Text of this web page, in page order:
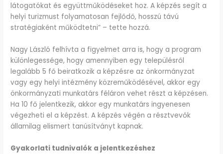
látogatókat és együttműködéseket hoz. A képzés segít a
helyi turizmust folyamatosan fejlődő, hosszú távú
stratégiaként működtetni” – tette hozzá.
Nagy László felhívta a figyelmet arra is, hogy a program
különlegessége, hogy amennyiben egy településről
legalább 5 fő beiratkozik a képzésre az önkormányzat
vagy egy helyi intézmény közreműködésével, akkor egy
önkormányzati munkatárs féláron vehet részt a képzésen.
Ha 10 fő jelentkezik, akkor egy munkatárs ingyenesen
végezheti el a képzést. A képzés végén a résztvevők
államilag elismert tanúsítványt kapnak.
Gyakorlati tudnivalók a jelentkezéshez